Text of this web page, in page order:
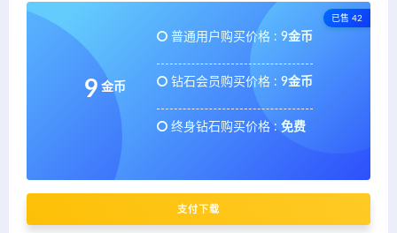
已售 42
9 金币
普通用户购买价格 : 9金币
钻石会员购买价格 : 9金币
终身钻石购买价格 : 免费
支付下载